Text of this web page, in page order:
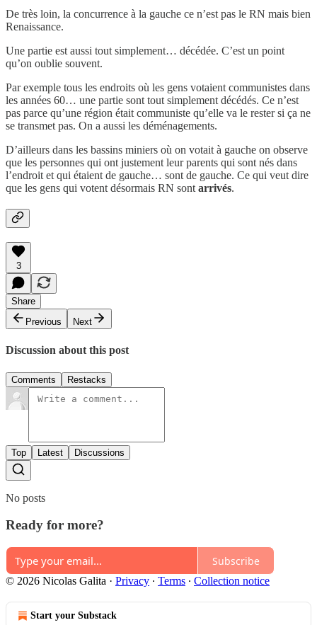
De très loin, la concurrence à la gauche ce n’est pas le RN mais bien
Renaissance.
Une partie est aussi tout simplement… décédée. C’est un point
qu’on oublie souvent.
Par exemple tous les endroits où les gens votaient communistes dans
les années 60… une partie sont tout simplement décédés. Ce n’est
pas parce qu’une région était communiste qu’elle va le rester si ça ne
se transmet pas. On a aussi les déménagements.
D’ailleurs dans les bassins miniers où on votait à gauche on observe
que les personnes qui ont justement leur parents qui sont nés dans
l’endroit et qui étaient de gauche… sont de gauche. Ce qui veut dire
que les gens qui votent désormais RN sont arrivés.
3
Share
Previous
Next
Discussion about this post
Comments Restacks
Top Latest Discussions
No posts
Ready for more?
Subscribe
© 2026 Nicolas Galita · Privacy ∙ Terms ∙ Collection notice
Start your Substack